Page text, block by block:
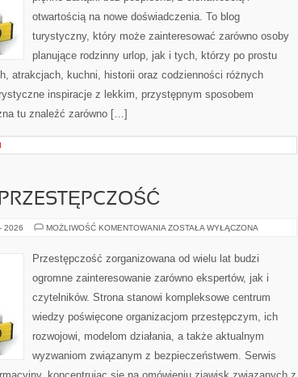
otwartością na nowe doświadczenia. To blog
turystyczny, który może zainteresować zarówno osoby
planujące rodzinny urlop, jak i tych, którzy po prostu
atrakcjach, kuchni, historii oraz codzienności różnych
inspiracje z lekkim, przystępnym sposobem
tu znaleźć zarówno […]
2026 MOŻLIWOŚĆ KOMENTOWANIA NOWOCZESNA
ZOSTAŁA WYŁĄCZONA
Przestępczość zorganizowana od wielu lat budzi
ogromne zainteresowanie zarówno ekspertów, jak i
czytelników. Strona stanowi kompleksowe centrum
wiedzy poświęcone organizacjom przestępczym, ich
rozwojowi, modelom działania, a także aktualnym
wyzwaniom związanym z bezpieczeństwem. Serwis